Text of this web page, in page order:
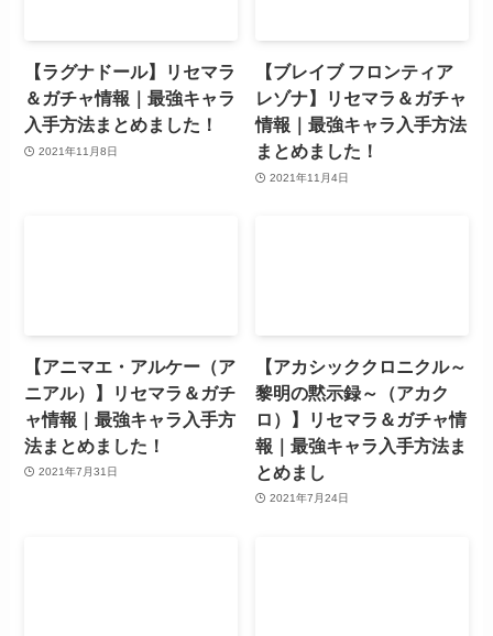
【ラグナドール】リセマラ
＆ガチャ情報｜最強キャラ
入手方法まとめました！
2021年11月8日
【ブレイブ フロンティア
レゾナ】リセマラ＆ガチャ
情報｜最強キャラ入手方法
まとめました！
2021年11月4日
【アニマエ・アルケー（ア
ニアル）】リセマラ＆ガチ
ャ情報｜最強キャラ入手方
法まとめました！
2021年7月31日
【アカシッククロニクル～
黎明の黙示録～（アカク
ロ）】リセマラ＆ガチャ情
報｜最強キャラ入手方法ま
とめまし
2021年7月24日